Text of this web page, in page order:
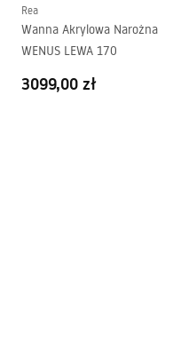
Rea
Wanna Akrylowa Narożna
WENUS LEWA 170
3099,00 zł